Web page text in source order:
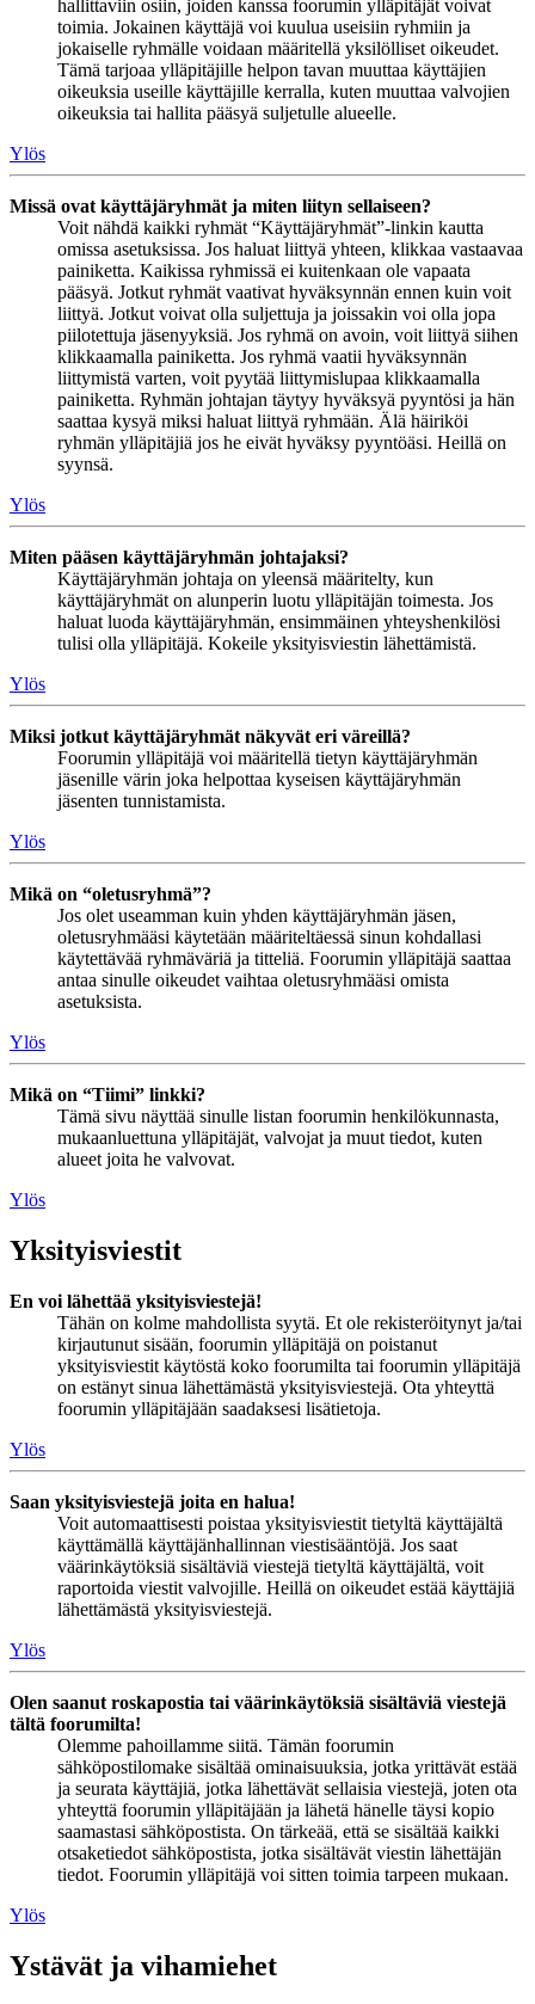
hallittaviin osiin, joiden kanssa foorumin ylläpitäjät voivat
toimia. Jokainen käyttäjä voi kuulua useisiin ryhmiin ja
jokaiselle ryhmälle voidaan määritellä yksilölliset oikeudet.
Tämä tarjoaa ylläpitäjille helpon tavan muuttaa käyttäjien
oikeuksia useille käyttäjille kerralla, kuten muuttaa valvojien
oikeuksia tai hallita pääsyä suljetulle alueelle.
Ylös
Missä ovat käyttäjäryhmät ja miten liityn sellaiseen?
Voit nähdä kaikki ryhmät “Käyttäjäryhmät”-linkin kautta
omissa asetuksissa. Jos haluat liittyä yhteen, klikkaa vastaavaa
painiketta. Kaikissa ryhmissä ei kuitenkaan ole vapaata
pääsyä. Jotkut ryhmät vaativat hyväksynnän ennen kuin voit
liittyä. Jotkut voivat olla suljettuja ja joissakin voi olla jopa
piilotettuja jäsenyyksiä. Jos ryhmä on avoin, voit liittyä siihen
klikkaamalla painiketta. Jos ryhmä vaatii hyväksynnän
liittymistä varten, voit pyytää liittymislupaa klikkaamalla
painiketta. Ryhmän johtajan täytyy hyväksyä pyyntösi ja hän
saattaa kysyä miksi haluat liittyä ryhmään. Älä häiriköi
ryhmän ylläpitäjiä jos he eivät hyväksy pyyntöäsi. Heillä on
syynsä.
Ylös
Miten pääsen käyttäjäryhmän johtajaksi?
Käyttäjäryhmän johtaja on yleensä määritelty, kun
käyttäjäryhmät on alunperin luotu ylläpitäjän toimesta. Jos
haluat luoda käyttäjäryhmän, ensimmäinen yhteyshenkilösi
tulisi olla ylläpitäjä. Kokeile yksityisviestin lähettämistä.
Ylös
Miksi jotkut käyttäjäryhmät näkyvät eri väreillä?
Foorumin ylläpitäjä voi määritellä tietyn käyttäjäryhmän
jäsenille värin joka helpottaa kyseisen käyttäjäryhmän
jäsenten tunnistamista.
Ylös
Mikä on “oletusryhmä”?
Jos olet useamman kuin yhden käyttäjäryhmän jäsen,
oletusryhmääsi käytetään määriteltäessä sinun kohdallasi
käytettävää ryhmäväriä ja titteliä. Foorumin ylläpitäjä saattaa
antaa sinulle oikeudet vaihtaa oletusryhmääsi omista
asetuksista.
Ylös
Mikä on “Tiimi” linkki?
Tämä sivu näyttää sinulle listan foorumin henkilökunnasta,
mukaanluettuna ylläpitäjät, valvojat ja muut tiedot, kuten
alueet joita he valvovat.
Ylös
Yksityisviestit
En voi lähettää yksityisviestejä!
Tähän on kolme mahdollista syytä. Et ole rekisteröitynyt ja/tai
kirjautunut sisään, foorumin ylläpitäjä on poistanut
yksityisviestit käytöstä koko foorumilta tai foorumin ylläpitäjä
on estänyt sinua lähettämästä yksityisviestejä. Ota yhteyttä
foorumin ylläpitäjään saadaksesi lisätietoja.
Ylös
Saan yksityisviestejä joita en halua!
Voit automaattisesti poistaa yksityisviestit tietyltä käyttäjältä
käyttämällä käyttäjänhallinnan viestisääntöjä. Jos saat
väärinkäytöksiä sisältäviä viestejä tietyltä käyttäjältä, voit
raportoida viestit valvojille. Heillä on oikeudet estää käyttäjiä
lähettämästä yksityisviestejä.
Ylös
Olen saanut roskapostia tai väärinkäytöksiä sisältäviä viestejä
tältä foorumilta!
Olemme pahoillamme siitä. Tämän foorumin
sähköpostilomake sisältää ominaisuuksia, jotka yrittävät estää
ja seurata käyttäjiä, jotka lähettävät sellaisia viestejä, joten ota
yhteyttä foorumin ylläpitäjään ja lähetä hänelle täysi kopio
saamastasi sähköpostista. On tärkeää, että se sisältää kaikki
otsaketiedot sähköpostista, jotka sisältävät viestin lähettäjän
tiedot. Foorumin ylläpitäjä voi sitten toimia tarpeen mukaan.
Ylös
Ystävät ja vihamiehet